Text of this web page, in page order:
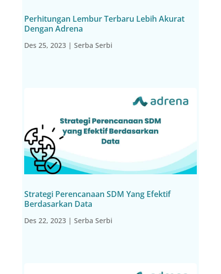
Perhitungan Lembur Terbaru Lebih Akurat
Dengan Adrena
Des 25, 2023 |Serba Serbi
Strategi Perencanaan SDM Yang Efektif
Berdasarkan Data
Des 22, 2023 |Serba Serbi